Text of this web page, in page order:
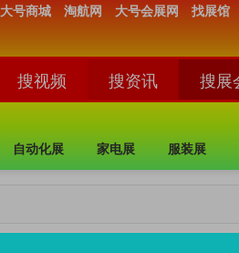
大号商城 淘航网 大号会展网 找展馆
自动化展 家电展 服装展